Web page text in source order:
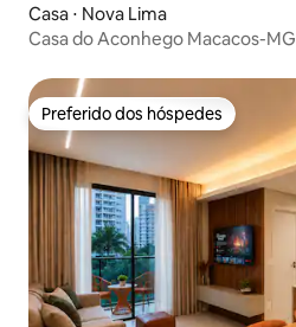
Casa ⋅ Nova Lima
Casa do Aconhego Macacos-MG
Preferido dos hóspedes
Preferido dos hóspedes